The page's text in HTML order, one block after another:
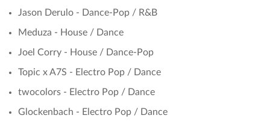
Jason Derulo - Dance-Pop / R&B
Meduza - House / Dance
Joel Corry - House / Dance-Pop
Topic x A7S - Electro Pop / Dance
twocolors - Electro Pop / Dance
Glockenbach - Electro Pop / Dance